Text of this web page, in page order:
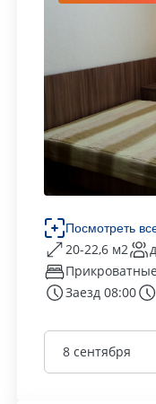
Посмотреть
20-22,6 м2
Заезд 08:00
8 сентября